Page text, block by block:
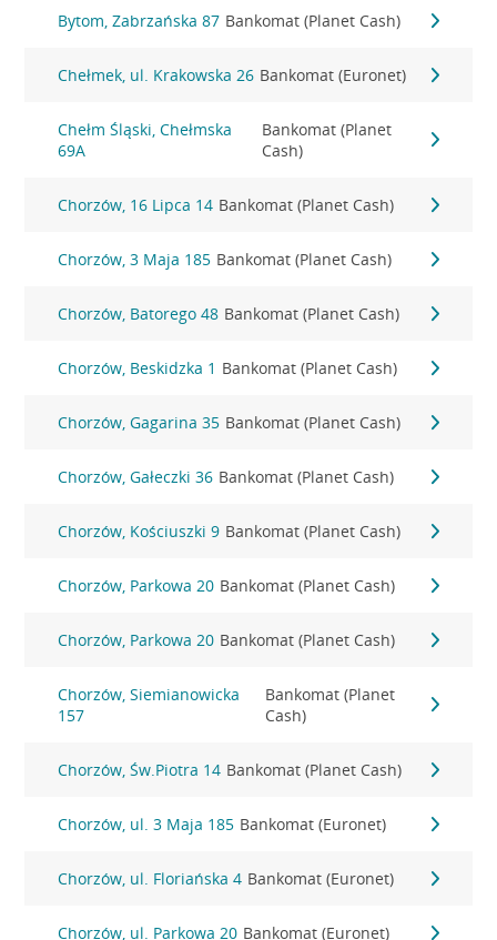
Bytom, Zabrzańska 87 Bankomat (Planet Cash)
Chełmek, ul. Krakowska 26 Bankomat (Euronet)
Chełm Śląski, Chełmska
69A
Bankomat (Planet
Cash)
Chorzów, 16 Lipca 14 Bankomat (Planet Cash)
Chorzów, 3 Maja 185 Bankomat (Planet Cash)
Chorzów, Batorego 48 Bankomat (Planet Cash)
Chorzów, Beskidzka 1 Bankomat (Planet Cash)
Chorzów, Gagarina 35 Bankomat (Planet Cash)
Chorzów, Gałeczki 36 Bankomat (Planet Cash)
Chorzów, Kościuszki 9 Bankomat (Planet Cash)
Chorzów, Parkowa 20 Bankomat (Planet Cash)
Chorzów, Parkowa 20 Bankomat (Planet Cash)
Chorzów, Siemianowicka
157
Bankomat (Planet
Cash)
Chorzów, Św.Piotra 14 Bankomat (Planet Cash)
Chorzów, ul. 3 Maja 185 Bankomat (Euronet)
Chorzów, ul. Floriańska 4 Bankomat (Euronet)
Chorzów, ul. Parkowa 20 Bankomat (Euronet)